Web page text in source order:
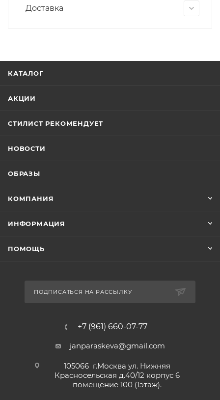
Доставка
КАТАЛОГ
АКЦИИ
СТИЛИСТ РЕКОМЕНДУЕТ
НОВОСТИ
ОБРАЗЫ
КОМПАНИЯ
ИНФОРМАЦИЯ
ПОМОЩЬ
ПОДПИСАТЬСЯ НА РАССЫЛКУ
+7 (961) 660-07-77
janparaskeva@gmail.com
105066 г.Москва ул. Нижняя
Красносельская д.40/12 корпус 6
помещение 100 (1этаж).